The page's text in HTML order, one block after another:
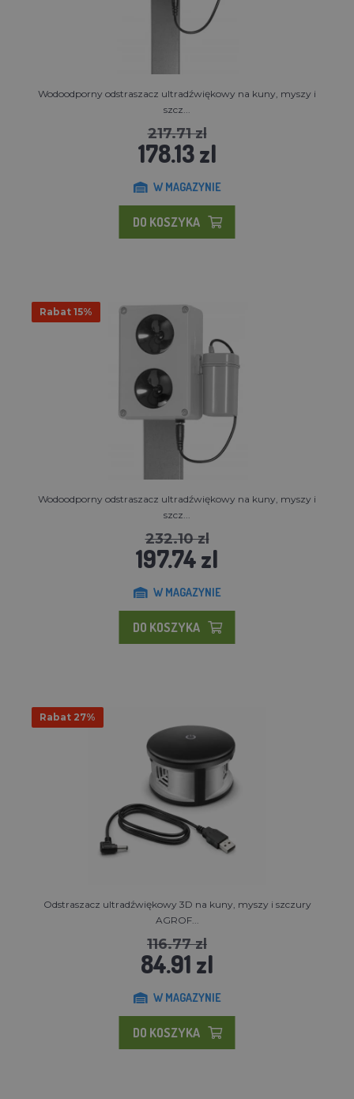
Wodoodporny odstraszacz ultradźwiękowy na kuny, myszy i
szcz...
217.71 zl
178.13 zl
W MAGAZYNIE
DO KOSZYKA
Rabat 15%
Wodoodporny odstraszacz ultradźwiękowy na kuny, myszy i
szcz...
232.10 zl
197.74 zl
W MAGAZYNIE
DO KOSZYKA
Rabat 27%
Odstraszacz ultradźwiękowy 3D na kuny, myszy i szczury
AGROF...
116.77 zl
84.91 zl
W MAGAZYNIE
DO KOSZYKA